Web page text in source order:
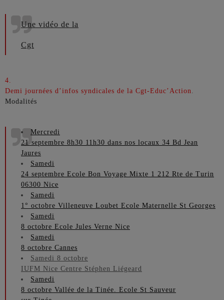
Une vidéo de la
Cgt
4.
Demi journées d’infos syndicales de la Cgt-Educ’Action.
Modalités
Mercredi
21 septembre 8h30 11h30 dans nos locaux 34 Bd Jean
Jaures
Samedi
24 septembre Ecole Bon Voyage Mixte 1 212 Rte de Turin
06300 Nice
Samedi
1° octobre Villeneuve Loubet Ecole Maternelle St Georges
Samedi
8 octobre Ecole Jules Verne Nice
Samedi
8 octobre Cannes
Samedi 8 octobre
IUFM Nice Centre Stéphen Liégeard
Samedi
8 octobre Vallée de la Tinée. Ecole St Sauveur